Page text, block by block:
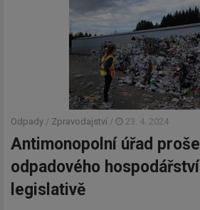
Odpady / Zpravodajství / 23. 4. 2024
Antimonopolní úřad
odpadového
legislativě